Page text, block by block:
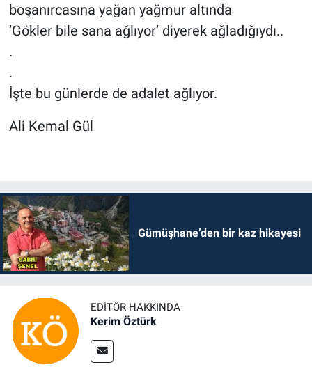
boşanırcasına yağan yağmur altında
’Gökler bile sana ağlıyor’ diyerek ağladığıydı..
.
.
İşte bu günlerde de adalet ağlıyor.
Ali Kemal Gül
Gümüşhane’den bir kaz hikayesi
EDITÖR HAKKINDA
Kerim Öztürk